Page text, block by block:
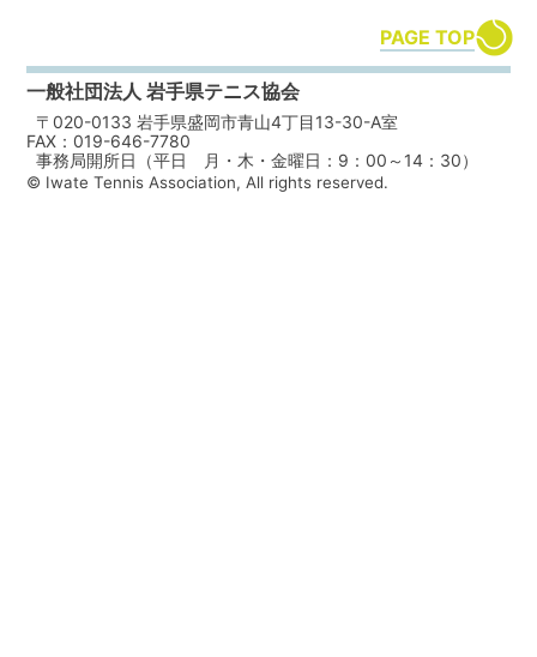
PAGE TOP
一般社団法人 岩手県テニス協会
〒020-0133 岩手県盛岡市青山4丁目13-30-A室
FAX：019-646-7780
事務局開所日（平日 月・木・金曜日：9：00～14：30）
© Iwate Tennis Association, All rights reserved.